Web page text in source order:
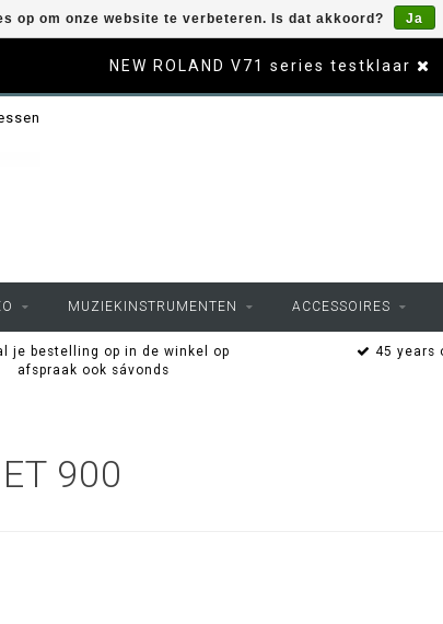
NEW ROLAND V71 series testklaar
MUZIEKINSTRUMENTEN ACCESSOIRES
je bestelling op in de winkel op
afspraak ook sávonds
45 years
900
op om onze website te verbeteren. Is dat akkoord? Ja